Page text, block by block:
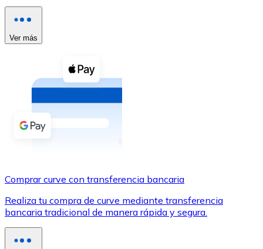
Ver todo
Compra criptomonedas con efectivo en tu tienda más
Comprar con efectivo
Transferencia SEPA
Utiliza tarjetas Visa y Mastercard para comprar
Comprar con tarjeta
Ver más
Comprar curve con transferencia bancaria
Realiza tu compra de curve mediante transferencia
bancaria tradicional de manera rápida y segura.